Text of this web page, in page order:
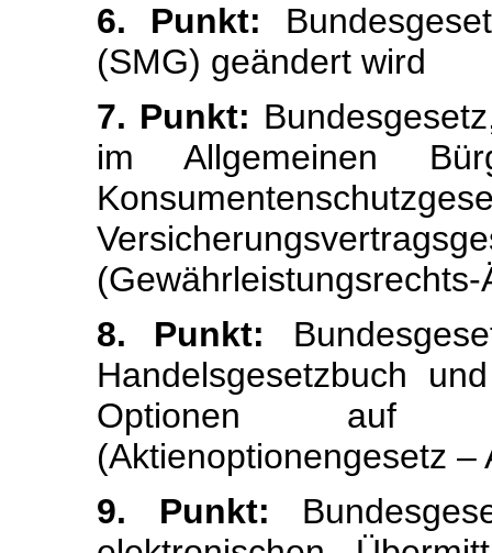
6. Punkt:
(SMG) geändert wird
7. Punkt:
im Allgemeinen
8. Punkt:
Handelsgesetzbuch
Optionen auf
(Aktienoptionengesetz –
9. Punkt: